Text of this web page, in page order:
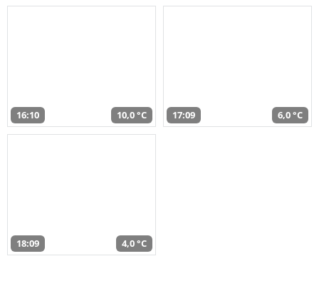
16:10 10,0 °C 17:09 6,0 °C
18:09 4,0 °C